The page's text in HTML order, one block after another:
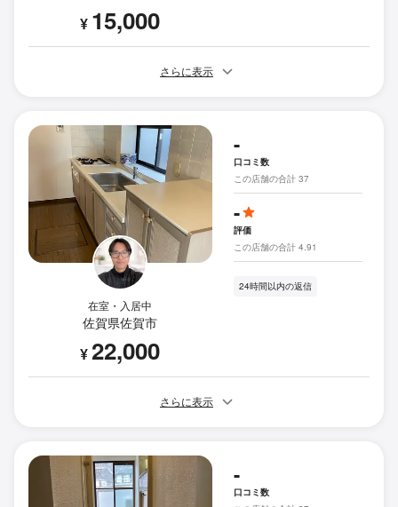
¥ 15,000
さらに表示
在室・入居中
佐賀県佐賀市
¥22,000
-
口コミ数
この店舗の合計 37
-
評価
この店舗の合計 4.91
24時間以内の返信
さらに表示
-
口コミ数